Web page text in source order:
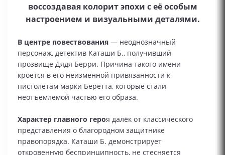
воссоздавая колорит эпохи с её особым
настроением и визуальными деталями.
В центре повествования — неоднозначный
персонаж, детектив Каташи Б., получивший
прозвище Дядя Берри. Причина такого имени
кроется в его неизменной привязанности к
пистолетам марки Беретта, которые стали
неотъемлемой частью его образа.
Характер главного героя далёк от классического
представления о благородном защитнике
правопорядка. Каташи Б. демонстрирует
откровенную беспринципность, не стесняется